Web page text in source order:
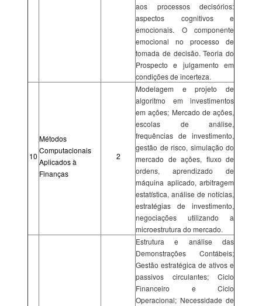
aos processos decisórios:
aspectos cognitivos e
emocionais. O componente
emocional no processo de
tomada de decisão. Teoria do
Prospecto e julgamento em
condições de incerteza.
10
Métodos
Computacionais
Aplicados à
Finanças
2
Modelagem e projeto de
algoritmo em investimentos
em ações; Mercado de ações,
escolas de análise,
frequências de investimento,
gestão de risco, simulação do
mercado de ações, fluxo de
ordens, aprendizado de
máquina aplicado, arbitragem
estatística, análise de notícias,
estratégias de investimento,
negociações utilizando a
microestrutura do mercado.
Estrutura e análise das
Demonstrações Contábeis;
Gestão estratégica de ativos e
passivos circulantes; Ciclo
Financeiro e Ciclo
Operacional; Necessidade de